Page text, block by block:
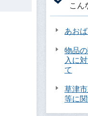
こん
あお
物品
入に
て
草津
等に